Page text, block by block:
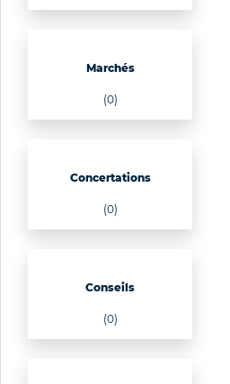
Marchés
(0)
Concertations
(0)
Conseils
(0)